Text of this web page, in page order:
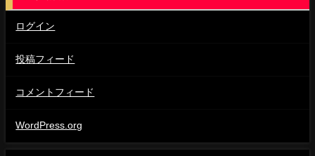
ログイン
投稿フィード
コメントフィード
WordPress.org